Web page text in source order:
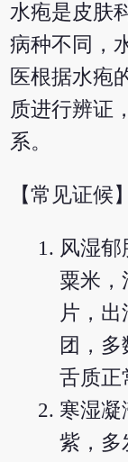
水疱是皮肤
病种不同，
医根据水疱
质进行辨证
系。
【常见证候】
风湿
粟米，
片，
团，多
舌质正
寒湿凝
紫，多